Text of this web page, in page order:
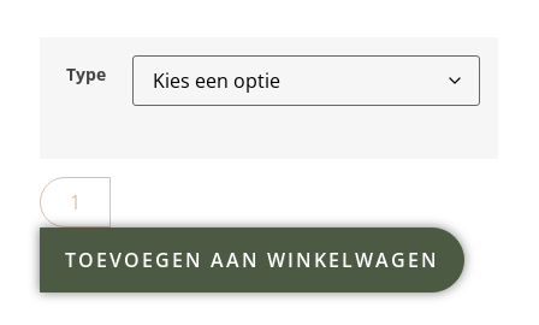
Type
TOEVOEGEN AAN WINKELWAGEN